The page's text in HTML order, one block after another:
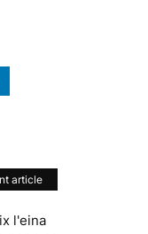
article
l'eina